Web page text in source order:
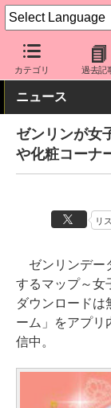
カテゴリ 過去記
ケータイ Watch
ニュース
ゼンリンが女
や化粧コーナ
リ
ゼンリンデー
するマップ～女
ダウンロードは
ーム」をアプリ
信中。